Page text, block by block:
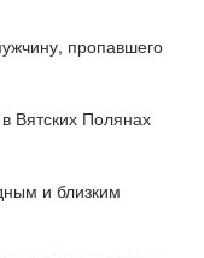
пропавшего
Вятских Полянах
и близким